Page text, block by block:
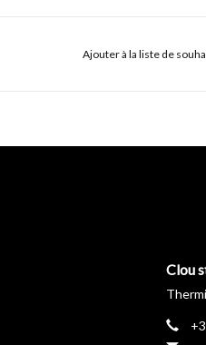
Ajouter à la liste de
Clou